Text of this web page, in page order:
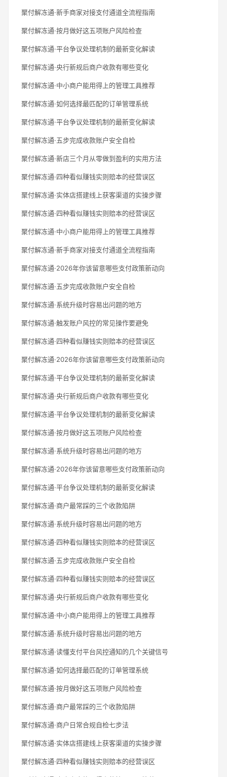
聚付解冻通·新手商家对接支付通道全流程指南
聚付解冻通·按月做好这五项账户风险检查
聚付解冻通·平台争议处理机制的最新变化解读
聚付解冻通·央行新规后商户收款有哪些变化
聚付解冻通·中小商户能用得上的管理工具推荐
聚付解冻通·如何选择最匹配的订单管理系统
聚付解冻通·平台争议处理机制的最新变化解读
聚付解冻通·五步完成收款账户安全自检
聚付解冻通·新店三个月从零做到盈利的实用方法
聚付解冻通·四种看似赚钱实则赔本的经营误区
聚付解冻通·实体店搭建线上获客渠道的实操步骤
聚付解冻通·四种看似赚钱实则赔本的经营误区
聚付解冻通·中小商户能用得上的管理工具推荐
聚付解冻通·新手商家对接支付通道全流程指南
聚付解冻通·2026年你该留意哪些支付政策新动向
聚付解冻通·五步完成收款账户安全自检
聚付解冻通·系统升级时容易出问题的地方
聚付解冻通·触发账户风控的常见操作要避免
聚付解冻通·四种看似赚钱实则赔本的经营误区
聚付解冻通·2026年你该留意哪些支付政策新动向
聚付解冻通·平台争议处理机制的最新变化解读
聚付解冻通·央行新规后商户收款有哪些变化
聚付解冻通·平台争议处理机制的最新变化解读
聚付解冻通·按月做好这五项账户风险检查
聚付解冻通·系统升级时容易出问题的地方
聚付解冻通·2026年你该留意哪些支付政策新动向
聚付解冻通·平台争议处理机制的最新变化解读
聚付解冻通·商户最常踩的三个收款陷阱
聚付解冻通·系统升级时容易出问题的地方
聚付解冻通·四种看似赚钱实则赔本的经营误区
聚付解冻通·五步完成收款账户安全自检
聚付解冻通·四种看似赚钱实则赔本的经营误区
聚付解冻通·央行新规后商户收款有哪些变化
聚付解冻通·中小商户能用得上的管理工具推荐
聚付解冻通·系统升级时容易出问题的地方
聚付解冻通·读懂支付平台风控通知的几个关键信号
聚付解冻通·如何选择最匹配的订单管理系统
聚付解冻通·按月做好这五项账户风险检查
聚付解冻通·商户最常踩的三个收款陷阱
聚付解冻通·商户日常合规自检七步法
聚付解冻通·实体店搭建线上获客渠道的实操步骤
聚付解冻通·四种看似赚钱实则赔本的经营误区